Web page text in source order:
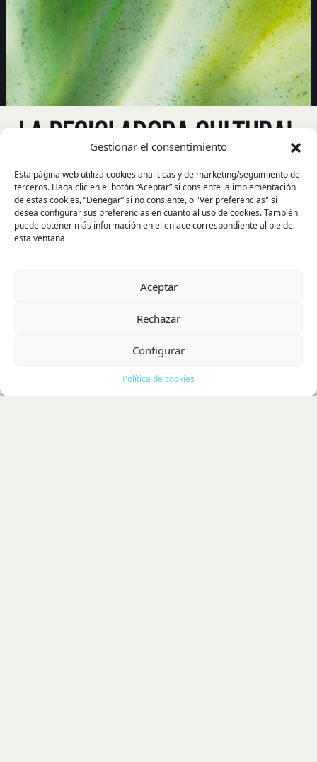
Gestionar el consentimiento
Esta página web utiliza cookies analíticas y de marketing/seguimiento de
terceros. Haga clic en el botón “Aceptar” si consiente la implementación
de estas cookies, “Denegar” si no consiente, o "Ver preferencias" si
desea configurar sus preferencias en cuanto al uso de cookies. También
puede obtener más información en el enlace correspondiente al pie de
esta ventana
Aceptar
Rechazar
Configurar
Política de cookies
La Recicladora Cultural
Exposiciones
Agenda
Política de cookies